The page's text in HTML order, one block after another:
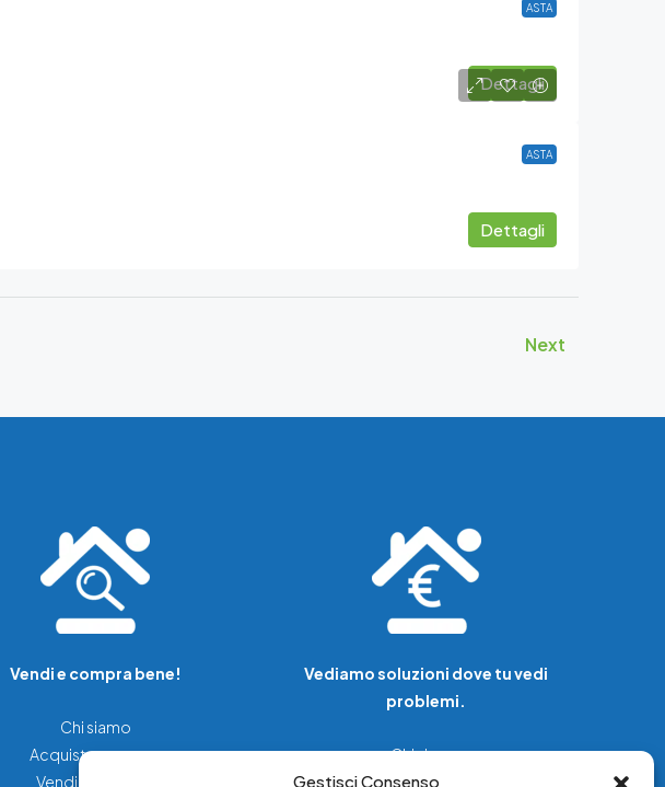
Gestisci Consenso
ASTA
Dettagli
ASTA
Dettagli
Next
Vendi e compra bene!
Chi siamo
Acquista una casa
Vendi la tua casa
Vediamo soluzioni dove tu vedi
problemi.
Chi siamo
Servizi di tutela legale